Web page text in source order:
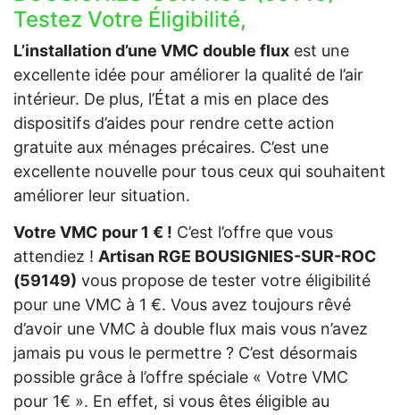
Testez Votre Éligibilité,
L’installation d’une VMC double flux est une
excellente idée pour améliorer la qualité de l’air
intérieur. De plus, l’État a mis en place des
dispositifs d’aides pour rendre cette action
gratuite aux ménages précaires. C’est une
excellente nouvelle pour tous ceux qui souhaitent
améliorer leur situation.
Votre VMC pour 1 € ! C’est l’offre que vous
attendiez ! Artisan RGE BOUSIGNIES-SUR-ROC
(59149) vous propose de tester votre éligibilité
pour une VMC à 1 €. Vous avez toujours rêvé
d’avoir une VMC à double flux mais vous n’avez
jamais pu vous le permettre ? C’est désormais
possible grâce à l’offre spéciale « Votre VMC
pour 1€ ». En effet, si vous êtes éligible au